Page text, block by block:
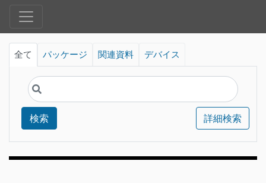
全て パッケージ 関連資料 デバイス
検索 詳細検索